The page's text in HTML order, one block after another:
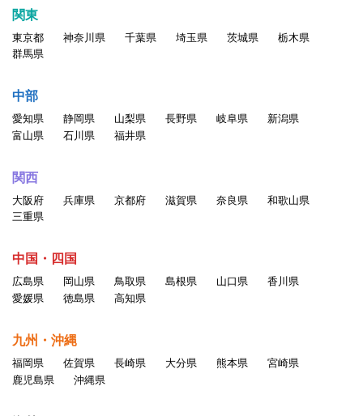
関東
東京都 神奈川県 千葉県 埼玉県 茨城県
栃木県
群馬県
中部
愛知県 静岡県 山梨県 長野県 岐阜県
新潟県
富山県
石川県 福井県
関西
大阪府 兵庫県 京都府 滋賀県 奈良県
和歌山県
三重県
中国・四国
広島県 岡山県 鳥取県 島根県 山口県
香川県
愛媛県
徳島県 高知県
九州・沖縄
福岡県 佐賀県 長崎県 大分県 熊本県
宮崎県
鹿児島県
沖縄県